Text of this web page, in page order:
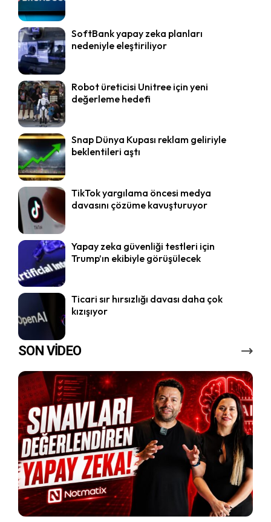
SoftBank yapay zeka planları
nedeniyle eleştiriliyor
Robot üreticisi Unitree için yeni
değerleme hedefi
Snap Dünya Kupası reklam geliriyle
beklentileri aştı
TikTok yargılama öncesi medya
davasını çözüme kavuşturuyor
Yapay zeka güvenliği testleri için
Trump’ın ekibiyle görüşülecek
Ticari sır hırsızlığı davası daha çok
kızışıyor
SON VİDEO